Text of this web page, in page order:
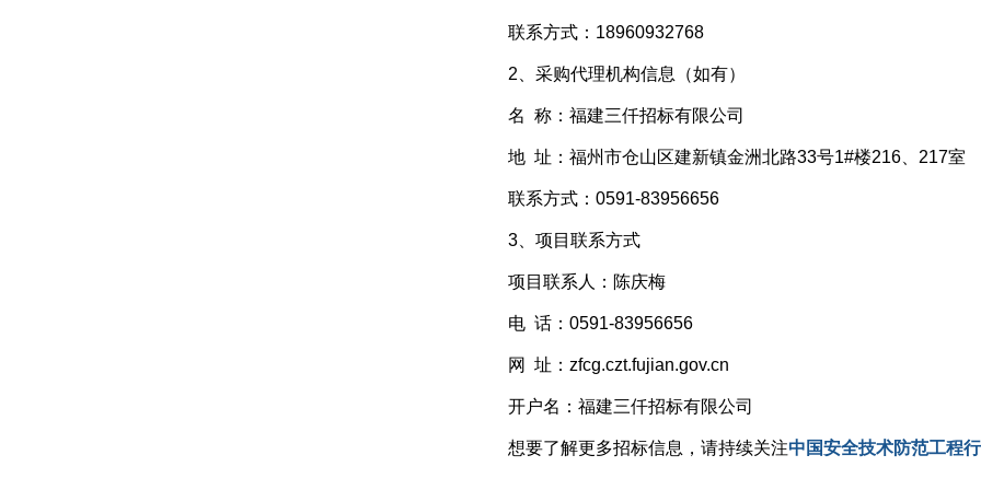
联系方式：18960932768
2、采购代理机构信息（如有）
名 称：福建三仟招标有限公司
地 址：福州市仓山区建新镇金洲北路33号1#楼216、217室
联系方式：0591-83956656
3、项目联系方式
项目联系人：陈庆梅
电 话：0591-83956656
网 址：zfcg.czt.fujian.gov.cn
开户名：福建三仟招标有限公司
想要了解更多招标信息，请持续关注中国安全技术防范工程